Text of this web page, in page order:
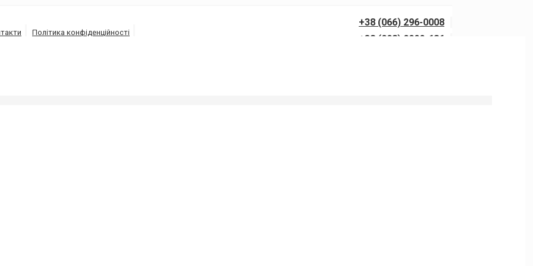
+38 (066) 296-0008
+38 (098) 0099-686
Політика конфіденційності
під високим тиском напором води від 150 до 300 бар із гарантією якості. Виїзд